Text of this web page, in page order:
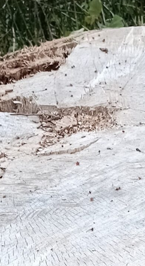
andersch isch, als
händ. Und jetzt bisch
verruckt oder truurig.
s’Glück und d’Liebi?
abgschnittne Baum
Stimm z’tue hätt, das
Episode.
Sendung vom
Moderation und
Bachmann